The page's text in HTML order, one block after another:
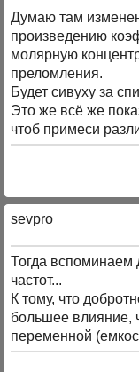
Думаю там
произведению
молярную
преломления.
Будет сивуху за
Это же всё же
чтоб примеси
sevpro
Тогда вспоминаем
частот...
К тому, что
большее влияние,
переменной